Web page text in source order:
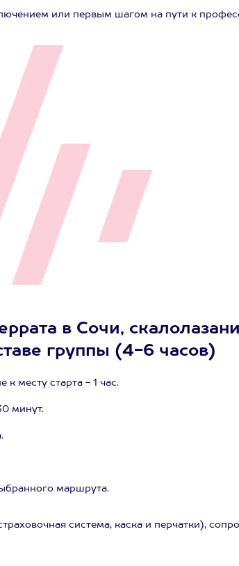
или первым шагом на пути к
в Сочи,
группы (4-6 часов)
к месту старта - 1 час.
минут.
маршрута.
система, каска и перчатки),